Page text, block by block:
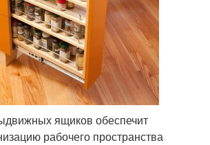
ящиков обеспечит
рабочего пространства